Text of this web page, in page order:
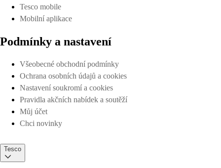
Tesco mobile
Mobilní aplikace
Podmínky a nastavení
Všeobecné obchodní podmínky
Ochrana osobních údajů a cookies
Nastavení soukromí a cookies
Pravidla akčních nabídek a soutěží
Můj účet
Chci novinky
Tesco